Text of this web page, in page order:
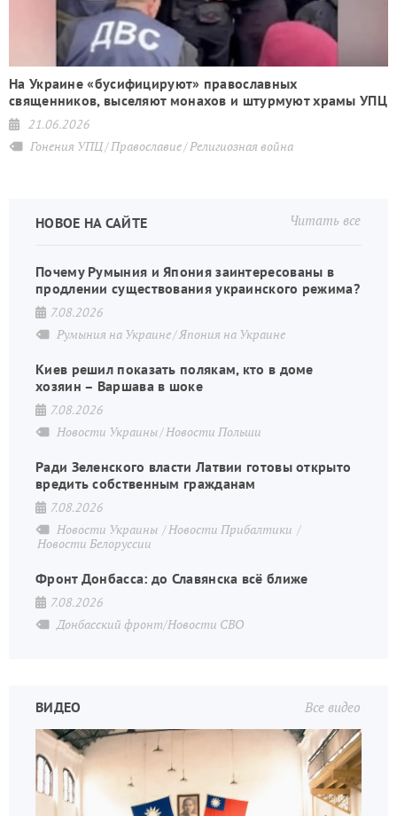
На Украине «бусифицируют» православных
священников, выселяют монахов и штурмуют храмы УПЦ
21.06.2026
Гонения УПЦ Православие Религиозная война
Читать все
НОВОЕ НА САЙТЕ
Почему Румыния и Япония заинтересованы в
продлении существования украинского режима?
7.08.2026
Румыния на Украине Япония на Украине
Киев решил показать полякам, кто в доме
хозяин – Варшава в шоке
7.08.2026
Новости Украины Новости Польши
Ради Зеленского власти Латвии готовы открыто
вредить собственным гражданам
7.08.2026
Новости Украины
Новости Прибалтики
Новости Белоруссии
Фронт Донбасса: до Славянска всё ближе
7.08.2026
Донбасский фронт/Новости СВО
Все видео
ВИДЕО